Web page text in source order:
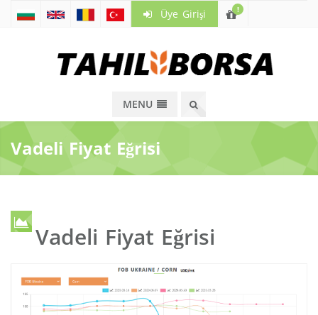
Üye Girişi !
MENU
Vadeli Fiyat Eğrisi
Vadeli Fiyat Eğrisi